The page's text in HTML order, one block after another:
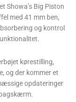
Showa’s Big Piston
med 41 mm ben,
og kontrol
kørestilling,
og der kommer et
opdateringer